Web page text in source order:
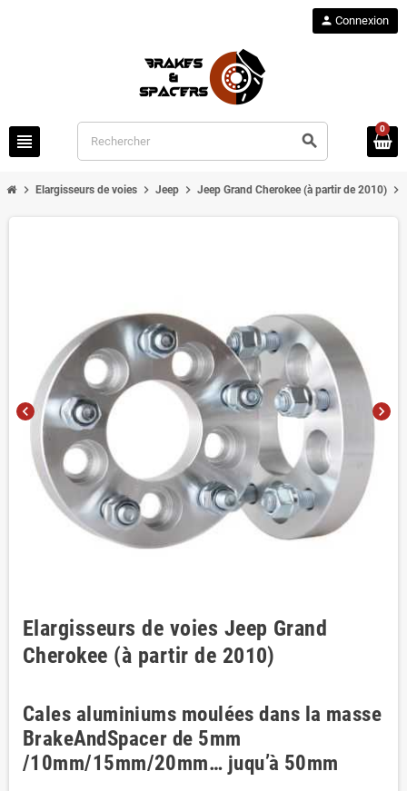
view_headline search
person Connexion
0
chevron_right Elargisseurs de voies chevron_right Jeep chevron_right Jeep Grand Cherokee (à partir de 2010) chevron_right
chevron_left chevron_right
Elargisseurs de voies Jeep Grand
Cherokee (à partir de 2010)
Cales aluminiums moulées dans la masse
BrakeAndSpacer de 5mm
/10mm/15mm/20mm… juqu’à 50mm